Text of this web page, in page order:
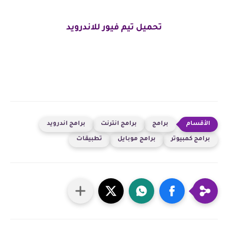
تحميل تيم فيور للاندرويد
برامج برامج انترنت برامج اندرويد
برامج كمبيوتر برامج موبايل تطبيقات